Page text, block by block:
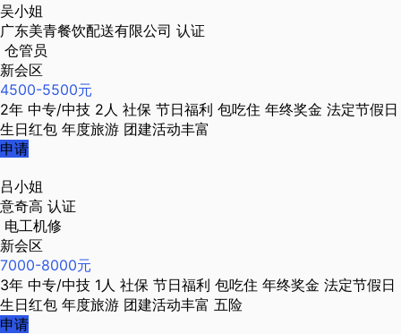
吴小姐
广东美青餐饮配送有限公司 认证
仓管员
新会区
4500-5500元
2年 中专/中技 2人 社保 节日福利 包吃住 年终奖金 法定节假日
生日红包 年度旅游 团建活动丰富
申请
吕小姐
意奇高 认证
电工机修
新会区
7000-8000元
3年 中专/中技 1人 社保 节日福利 包吃住 年终奖金 法定节假日
生日红包 年度旅游 团建活动丰富 五险
申请